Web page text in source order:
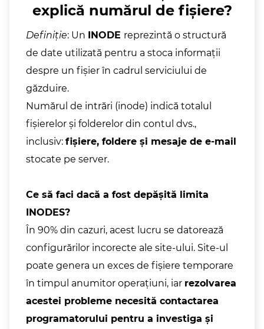
explică numărul de fișiere?
Definiție: Un INODE reprezintă o structură
de date utilizată pentru a stoca informații
despre un fișier în cadrul serviciului de
găzduire.
Numărul de intrări (inode) indică totalul
fișierelor și folderelor din contul dvs.,
inclusiv: fișiere, foldere și mesaje de e-mail
stocate pe server.
Ce să faci dacă a fost depășită limita
INODES?
În 90% din cazuri, acest lucru se datorează
configurărilor incorecte ale site-ului. Site-ul
poate genera un exces de fișiere temporare
în timpul anumitor operațiuni, iar rezolvarea
acestei probleme necesită contactarea
programatorului pentru a investiga și